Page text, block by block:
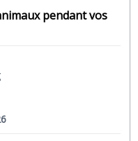
pendant vos